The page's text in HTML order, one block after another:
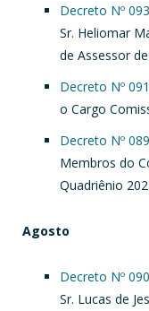
Decreto Nº
Sr. Heliomar
de Assessor
Decreto Nº
o Cargo
Decreto Nº
Membros do
Quadriênio
Agosto
Decreto Nº
Sr. Lucas de